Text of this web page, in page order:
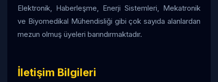
Elektronik, Haberleşme, Enerji Sistemleri, Mekatronik
ve Biyomedikal Mühendisliği gibi çok sayıda alanlardan
mezun olmuş üyeleri barındırmaktadır.
İletişim Bilgileri